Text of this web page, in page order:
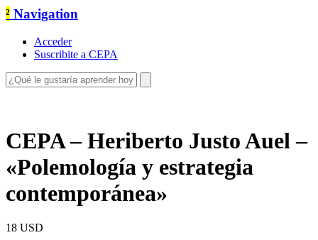
² Navigation
Acceder
Suscribite a CEPA
CEPA – Heriberto Justo Auel –
«Polemología y estrategia
contemporánea»
18 USD